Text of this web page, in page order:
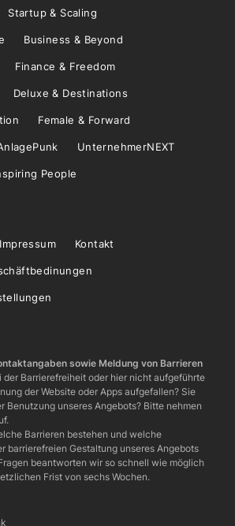
Startup & Scaling
Business & Beyond
Finance & Freedom
Deluxe & Destinations
Female & Forward
UnternehmerNEXT
People
Impressum Kontakt
sowie Meldung von Barrieren
der Barrierefreiheit oder hier nicht aufgeführte
der Website oder Apps aufgefallen? Sie
Benutzung unseres Angebots? Bitte nehmen
Barrieren bestehen und welche
barrierefreien Gestaltung unseres Angebots
beantworten wir so schnell wie möglich
Frist von sechs Wochen.